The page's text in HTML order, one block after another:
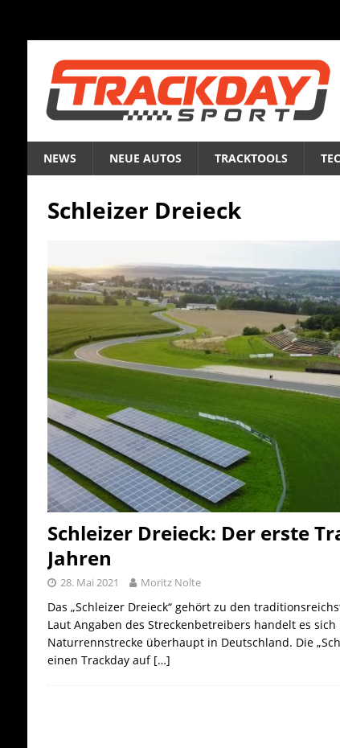
NEWS NEUE AUTOS TRACKTOOLS
Schleizer Dreieck
Schleizer Dreieck: Der erste
Jahren
28. Mai 2021 Moritz Nolte
Das „Schleizer Dreieck“ gehört zu den
Laut Angaben des Streckenbetreibers handelt es
Naturrennstrecke überhaupt in Deutschland. Die
einen Trackday auf […]